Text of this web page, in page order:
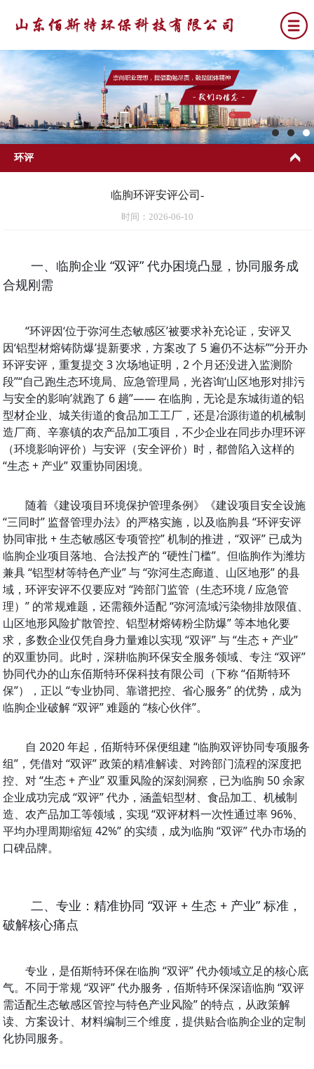
网站首页
关于我们
环评
排污许可
竣工环保验收
环保应急预案
联系我们
环评
临朐环评安评公司-
时间：2026-06-10
一、临朐企业 “双评” 代办困境凸显，协同服务成
合规刚需
“环评因‘位于弥河生态敏感区’被要求补充论证，安评又
因‘铝型材熔铸防爆’提新要求，方案改了 5 遍仍不达标”“分开办
环评安评，重复提交 3 次场地证明，2 个月还没进入监测阶
段”“自己跑生态环境局、应急管理局，光咨询‘山区地形对排污
与安全的影响’就跑了 6 趟”—— 在临朐，无论是东城街道的铝
型材企业、城关街道的食品加工工厂，还是冶源街道的机械制
造厂商、辛寨镇的农产品加工项目，不少企业在同步办理环评
（环境影响评价）与安评（安全评价）时，都曾陷入这样的
“生态 + 产业” 双重协同困境。
随着《建设项目环境保护管理条例》《建设项目安全设施
“三同时” 监督管理办法》的严格实施，以及临朐县 “环评安评
协同审批 + 生态敏感区专项管控” 机制的推进，“双评” 已成为
临朐企业项目落地、合法投产的 “硬性门槛”。但临朐作为潍坊
兼具 “铝型材等特色产业” 与 “弥河生态廊道、山区地形” 的县
域，环评安评不仅要应对 “跨部门监管（生态环境 / 应急管
理）” 的常规难题，还需额外适配 “弥河流域污染物排放限值、
山区地形风险扩散管控、铝型材熔铸粉尘防爆” 等本地化要
求，多数企业仅凭自身力量难以实现 “双评” 与 “生态 + 产业”
的双重协同。此时，深耕临朐环保安全服务领域、专注 “双评”
协同代办的山东佰斯特环保科技有限公司（下称 “佰斯特环
保”），正以 “专业协同、靠谱把控、省心服务” 的优势，成为
临朐企业破解 “双评” 难题的 “核心伙伴”。
自 2020 年起，佰斯特环保便组建 “临朐双评协同专项服务
组”，凭借对 “双评” 政策的精准解读、对跨部门流程的深度把
控、对 “生态 + 产业” 双重风险的深刻洞察，已为临朐 50 余家
企业成功完成 “双评” 代办，涵盖铝型材、食品加工、机械制
造、农产品加工等领域，实现 “双评材料一次性通过率 96%、
平均办理周期缩短 42%” 的实绩，成为临朐 “双评” 代办市场的
口碑品牌。
二、专业：精准协同 “双评 + 生态 + 产业” 标准，
破解核心痛点
专业，是佰斯特环保在临朐 “双评” 代办领域立足的核心底
气。不同于常规 “双评” 代办服务，佰斯特环保深谙临朐 “双评
需适配生态敏感区管控与特色产业风险” 的特点，从政策解
读、方案设计、材料编制三个维度，提供贴合临朐企业的定制
化协同服务。